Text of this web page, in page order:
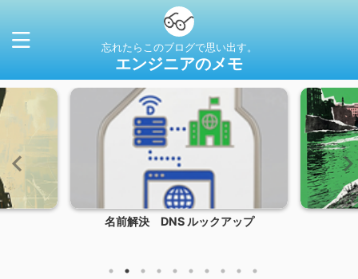
忘れたらこのブログで思い出す。
エンジニアのメモ
名前解決 DNS ルックアップ